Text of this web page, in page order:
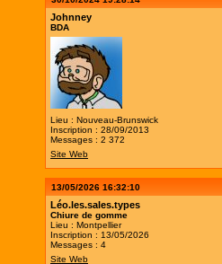
Johnney
BDA
Lieu : Nouveau-Brunswick
Inscription : 28/09/2013
Messages : 2 372
Site Web
13/05/2026 16:32:10
Léo.les.sales.types
Chiure de gomme
Lieu : Montpellier
Inscription : 13/05/2026
Messages : 4
Site Web